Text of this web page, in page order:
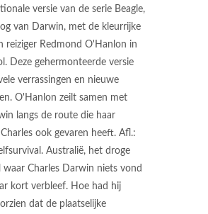
versie van de serie Beagle,
van Darwin, met de kleurrijke
reiziger Redmond O'Hanlon in
Deze gehermonteerde versie
verrassingen en nieuwe
O'Hanlon zeilt samen met
langs de route die haar
ook gevaren heeft. Afl.:
Australië, het droge
waar Charles Darwin niets vond
kort verbleef. Hoe had hij
dat de plaatselijke